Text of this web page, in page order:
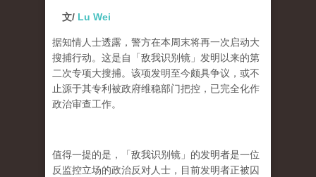
文/ Lu Wei
据知情人士透露，警方在本周末将再一次启动大
搜捕行动。这是自「敌我识别镜」发明以来的第
二次专项大搜捕。该项发明至今颇具争议，或不
止源于其专利被政府维稳部门把控，已完全化作
政治审查工作。
值得一提的是，「敌我识别镜」的发明者是一位
反监控立场的政治反对人士，目前发明者正被囚